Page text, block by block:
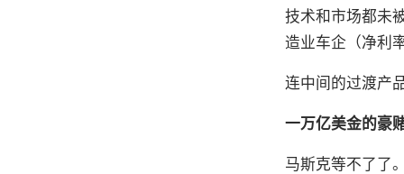
技术和市场都未
造业车企（净利
连中间的过渡产
一万亿美金的豪
马斯克等不了了